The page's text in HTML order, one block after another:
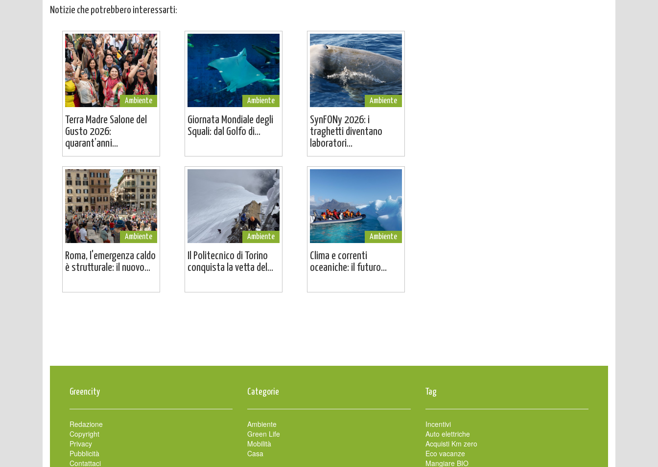
Notizie che potrebbero interessarti:
Ambiente
Terra Madre Salone del
Gusto 2026:
quarant’anni...
Ambiente
Giornata Mondiale degli
Squali: dal Golfo di...
Ambiente
SynFONy 2026: i
traghetti diventano
laboratori...
Ambiente
Roma, l'emergenza caldo
è strutturale: il nuovo...
Ambiente
Il Politecnico di Torino
conquista la vetta del...
Ambiente
Clima e correnti
oceaniche: il futuro...
Greencity
Redazione
Copyright
Privacy
Pubblicità
Contattaci
Categorie
Ambiente
Green Life
Mobilità
Casa
Tag
Incentivi
Auto elettriche
Acquisti Km zero
Eco vacanze
Mangiare BIO